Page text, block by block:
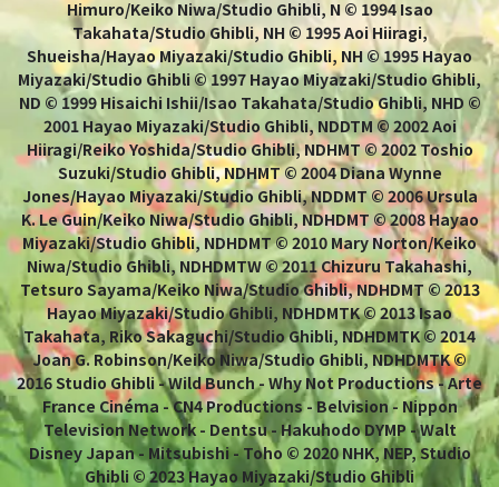
Himuro/Keiko Niwa/Studio Ghibli, N © 1994 Isao
Takahata/Studio Ghibli, NH © 1995 Aoi Hiiragi,
Shueisha/Hayao Miyazaki/Studio Ghibli, NH © 1995 Hayao
Miyazaki/Studio Ghibli © 1997 Hayao Miyazaki/Studio Ghibli,
ND © 1999 Hisaichi Ishii/Isao Takahata/Studio Ghibli, NHD ©
2001 Hayao Miyazaki/Studio Ghibli, NDDTM © 2002 Aoi
Hiiragi/Reiko Yoshida/Studio Ghibli, NDHMT © 2002 Toshio
Suzuki/Studio Ghibli, NDHMT © 2004 Diana Wynne
Jones/Hayao Miyazaki/Studio Ghibli, NDDMT © 2006 Ursula
K. Le Guin/Keiko Niwa/Studio Ghibli, NDHDMT © 2008 Hayao
Miyazaki/Studio Ghibli, NDHDMT © 2010 Mary Norton/Keiko
Niwa/Studio Ghibli, NDHDMTW © 2011 Chizuru Takahashi,
Tetsuro Sayama/Keiko Niwa/Studio Ghibli, NDHDMT © 2013
Hayao Miyazaki/Studio Ghibli, NDHDMTK © 2013 Isao
Takahata, Riko Sakaguchi/Studio Ghibli, NDHDMTK © 2014
Joan G. Robinson/Keiko Niwa/Studio Ghibli, NDHDMTK ©
2016 Studio Ghibli - Wild Bunch - Why Not Productions - Arte
France Cinéma - CN4 Productions - Belvision - Nippon
Television Network - Dentsu - Hakuhodo DYMP - Walt
Disney Japan - Mitsubishi - Toho © 2020 NHK, NEP, Studio
Ghibli © 2023 Hayao Miyazaki/Studio Ghibli